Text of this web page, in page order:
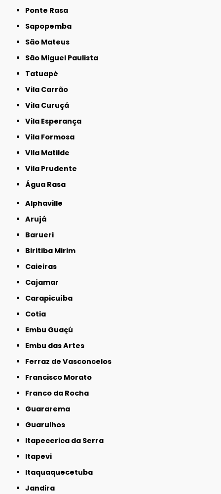
Ponte Rasa
Sapopemba
São Mateus
São Miguel Paulista
Tatuapé
Vila Carrão
Vila Curuçá
Vila Esperança
Vila Formosa
Vila Matilde
Vila Prudente
Água Rasa
Alphaville
Arujá
Barueri
Biritiba Mirim
Caieiras
Cajamar
Carapicuíba
Cotia
Embu Guaçú
Embu das Artes
Ferraz de Vasconcelos
Francisco Morato
Franco da Rocha
Guararema
Guarulhos
Itapecerica da Serra
Itapevi
Itaquaquecetuba
Jandira